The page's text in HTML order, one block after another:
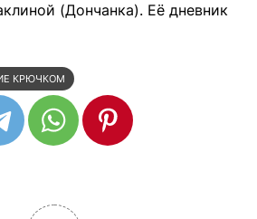
(Дончанка). Её дневник
КРЮЧКОМ